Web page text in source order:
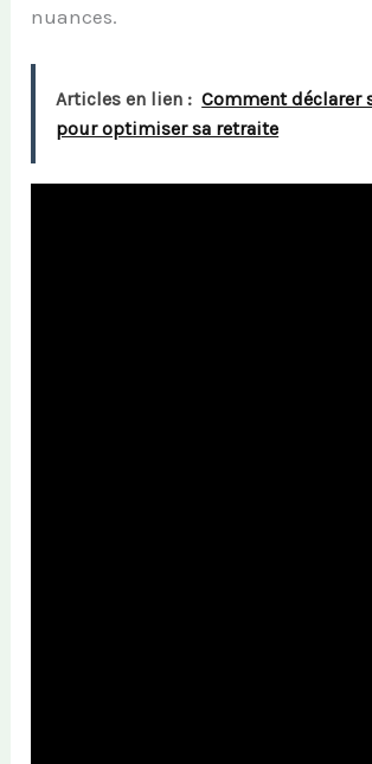
nuances.
Articles en lien : Comment déclarer
pour optimiser sa retraite